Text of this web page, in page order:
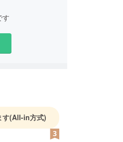
す
す(All-in方式)